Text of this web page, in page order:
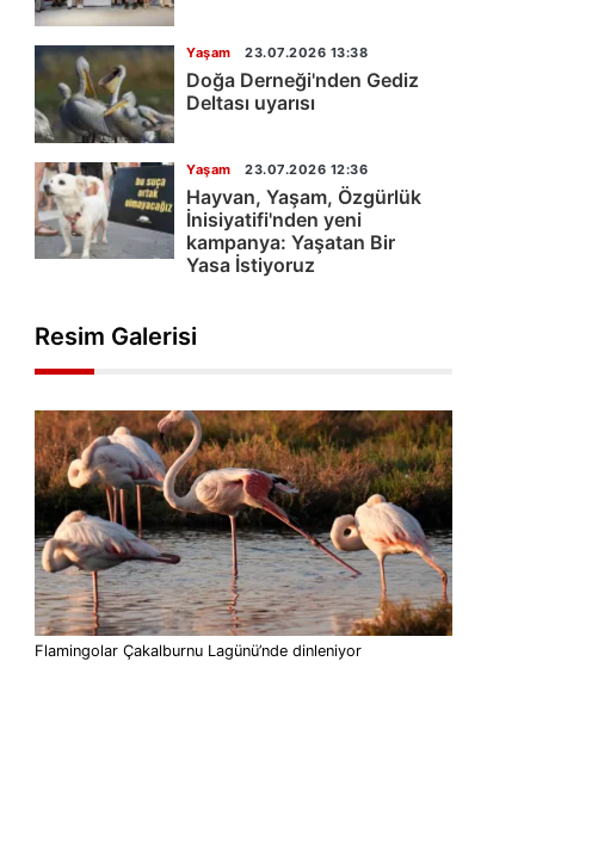
Yaşam 23.07.2026 13:38
Doğa Derneği'nden Gediz
Deltası uyarısı
Yaşam 23.07.2026 12:36
Hayvan, Yaşam, Özgürlük
İnisiyatifi'nden yeni
kampanya: Yaşatan Bir
Yasa İstiyoruz
Resim Galerisi
Flamingolar Çakalburnu Lagünü’nde dinleniyor